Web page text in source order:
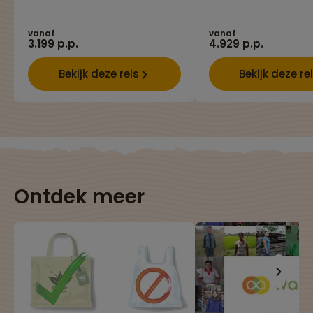
vanaf
3.199 p.p.
Bekijk deze reis
vanaf
4.929 p.p.
Bekijk deze
Ontdek meer